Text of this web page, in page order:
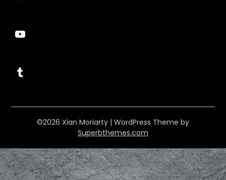
YouTube
Tumblr
©2026 Xian Moriarty | WordPress Theme by
Superbthemes.com